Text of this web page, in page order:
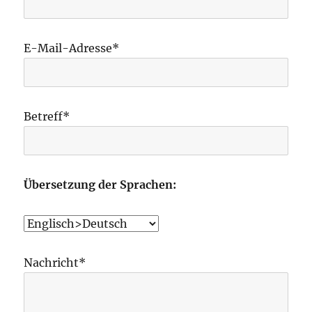
E-Mail-Adresse*
Betreff*
Übersetzung der Sprachen:
Nachricht*